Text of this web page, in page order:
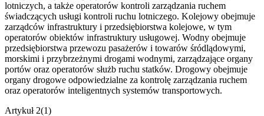
lotniczych, a także operatorów kontroli zarządzania ruchem
świadczących usługi kontroli ruchu lotniczego. Kolejowy obejmuje
zarządców infrastruktury i przedsiębiorstwa kolejowe, w tym
operatorów obiektów infrastruktury usługowej. Wodny obejmuje
przedsiębiorstwa przewozu pasażerów i towarów śródlądowymi,
morskimi i przybrzeżnymi drogami wodnymi, zarządzające organy
portów oraz operatorów służb ruchu statków. Drogowy obejmuje
organy drogowe odpowiedzialne za kontrolę zarządzania ruchem
oraz operatorów inteligentnych systemów transportowych.
Artykuł 2(1)